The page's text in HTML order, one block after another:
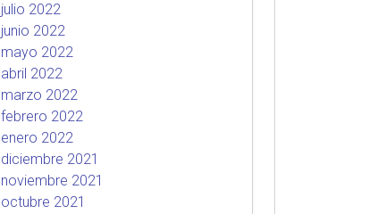
julio 2022
junio 2022
mayo 2022
abril 2022
marzo 2022
febrero 2022
enero 2022
diciembre 2021
noviembre 2021
octubre 2021